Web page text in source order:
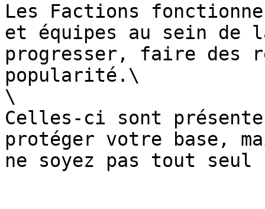
Les Factions
et équipes au sein de
progresser, faire des
popularité.\
\
Celles-ci sont
protéger votre base,